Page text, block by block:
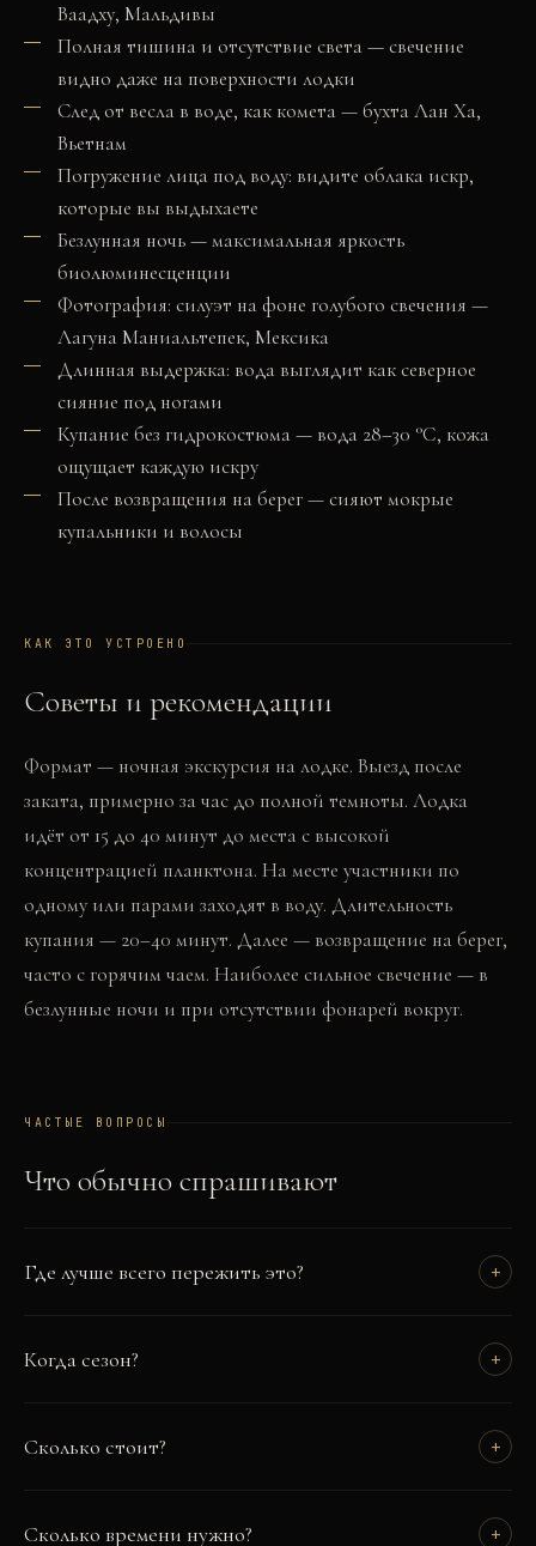
Ваадху, Мальдивы
Полная тишина и отсутствие света — свечение
видно даже на поверхности лодки
След от весла в воде, как комета — бухта Лан Ха,
Вьетнам
Погружение лица под воду: видите облака искр,
которые вы выдыхаете
Безлунная ночь — максимальная яркость
биолюминесценции
Фотография: силуэт на фоне голубого свечения —
Лагуна Маниальтепек, Мексика
Длинная выдержка: вода выглядит как северное
сияние под ногами
Купание без гидрокостюма — вода 28–30 °C, кожа
ощущает каждую искру
После возвращения на берег — сияют мокрые
купальники и волосы
КАК ЭТО УСТРОЕНО
Советы и рекомендации
Формат — ночная экскурсия на лодке. Выезд после
заката, примерно за час до полной темноты. Лодка
идёт от 15 до 40 минут до места с высокой
концентрацией планктона. На месте участники по
одному или парами заходят в воду. Длительность
купания — 20–40 минут. Далее — возвращение на берег,
часто с горячим чаем. Наиболее сильное свечение — в
безлунные ночи и при отсутствии фонарей вокруг.
ЧАСТЫЕ ВОПРОСЫ
Что обычно спрашивают
Где лучше всего пережить это? +
Когда сезон? +
Сколько стоит? +
Сколько времени нужно? +